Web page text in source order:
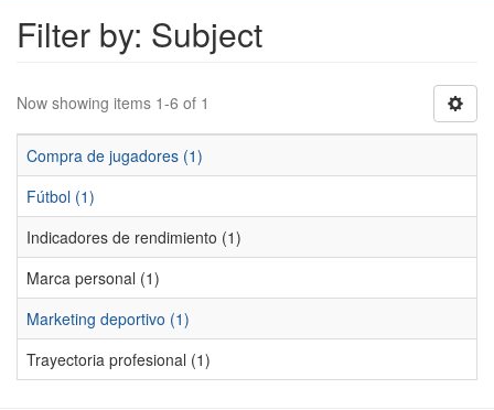
Filter by: Subject
Now showing items 1-6 of 1
Compra de jugadores (1)
Fútbol (1)
Indicadores de rendimiento (1)
Marca personal (1)
Marketing deportivo (1)
Trayectoria profesional (1)